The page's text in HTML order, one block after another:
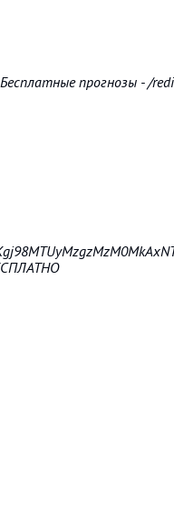
Бесплатные прогнозы - /